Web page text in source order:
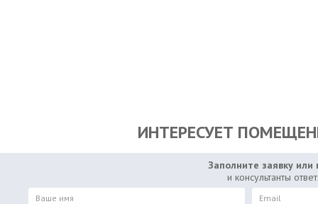
ИНТЕРЕСУЕТ
Заполните заявку
и консультанты